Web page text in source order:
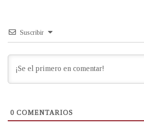
Suscribir
0 COMENTARIOS